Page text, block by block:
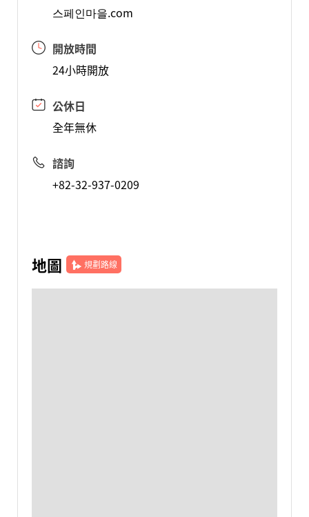
스페인마을.com
開放時間
24小時開放
公休日
全年無休
諮詢
+82-32-937-0209
地圖 規劃路線